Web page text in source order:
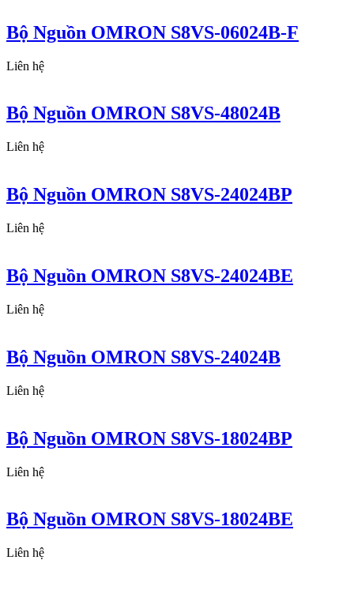
Bộ Nguồn OMRON S8VS-06024B-F
Liên hệ
Bộ Nguồn OMRON S8VS-48024B
Liên hệ
Bộ Nguồn OMRON S8VS-24024BP
Liên hệ
Bộ Nguồn OMRON S8VS-24024BE
Liên hệ
Bộ Nguồn OMRON S8VS-24024B
Liên hệ
Bộ Nguồn OMRON S8VS-18024BP
Liên hệ
Bộ Nguồn OMRON S8VS-18024BE
Liên hệ